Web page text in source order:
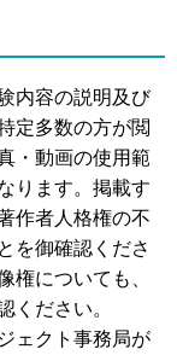
内容の説明及び
定多数の方が閲
・動画の使用範
ります。掲載す
作者人格権の不
を御確認くださ
権についても、
ください。
ェクト事務局が